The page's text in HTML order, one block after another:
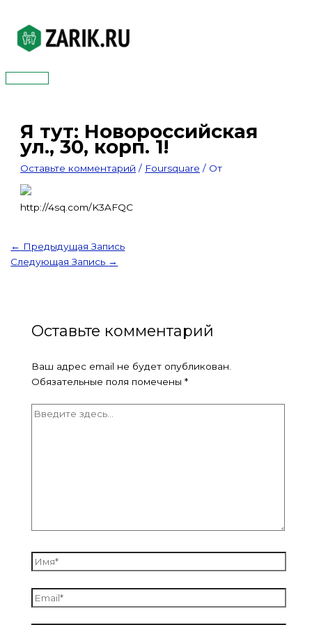
содержимому
Главное
Я тут: Новороссийская
ул., 30, корп. 1!
Оставьте комментарий / Foursquare / От
http://4sq.com/K3AFQC
← Предыдущая Запись
Следующая Запись →
Оставьте комментарий
Ваш адрес email не будет опубликован.
Обязательные поля помечены *
Введите
Имя*
Email*